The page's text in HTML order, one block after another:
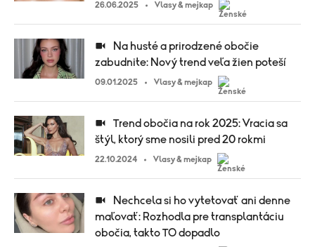
26.06.2025 Vlasy & mejkap
zabudnite: Nový trend veľa žien poteší
09.01.2025 Vlasy & mejkap
štýl, ktorý sme nosili pred 20 rokmi
22.10.2024 Vlasy & mejkap
maľovať: Rozhodla pre transplantáciu
obočia, takto TO dopadlo